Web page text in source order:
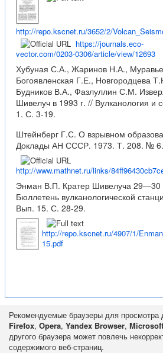
http://repo.kscnet.ru/3652/2/
https://journals.eco-
vector.com/0203-0306/article/view/12693
Хубуная С.А., Жаринов Н.А.,
Богоявленская Г.Е., Новгородцева
Будников В.А., Фазлуллин С.М.
Шивелуч в 1993 г. // Вулканология и
1. С. 3-19.
Штейнберг Г.С. О взрывном
Доклады АН СССР. 1973. Т. 208. №
http://www.mathnet.ru/links/
Энман В.П. Кратер Шивелуча 29—30
Бюллетень вулканологической
Вып. 15. С. 28-29.
http://repo.kscnet.ru/4907/1/
15.pdf
Рекомендуемые браузеры для просмотра
Firefox, Opera, Yandex Browser,
другого браузера может повлечь
содержимого веб-страниц.